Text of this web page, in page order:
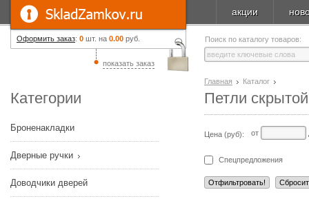
Оформить заказ: 0 шт. на 0.00 руб.
показать заказ
акции
Поиск по каталогу товаров:
Категории
Броненакладки
Дверные ручки
Доводчики дверей
Главная Каталог
Петли
Цена (руб): от
Спецпредложения